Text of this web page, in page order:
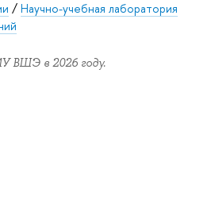
/ Научно-учебная лаборатория
ВШЭ в 2026 году.